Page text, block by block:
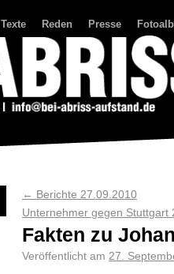
Texte Reden Presse
← Berichte 27.09.2010
Unternehmer gegen Stuttgart
Fakten zu
Veröffentlicht am 27.